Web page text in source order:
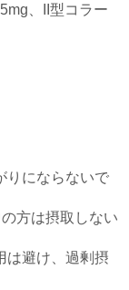
、II型コラー
りにならないで
方は摂取しない
は避け、過剰摂